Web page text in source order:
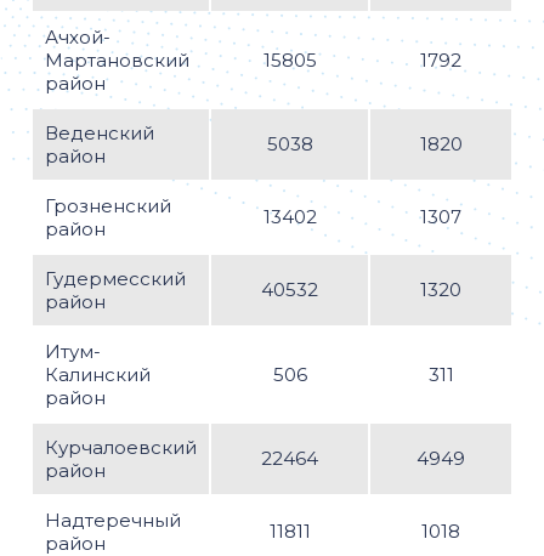
Ачхой-
Мартановский
район
15805 1792
Веденский
район
5038 1820
Грозненский
район
13402 1307
Гудермесский
район
40532 1320
Итум-
Калинский
район
506 311
Курчалоевский
район
22464 4949
Надтеречный
район
11811 1018